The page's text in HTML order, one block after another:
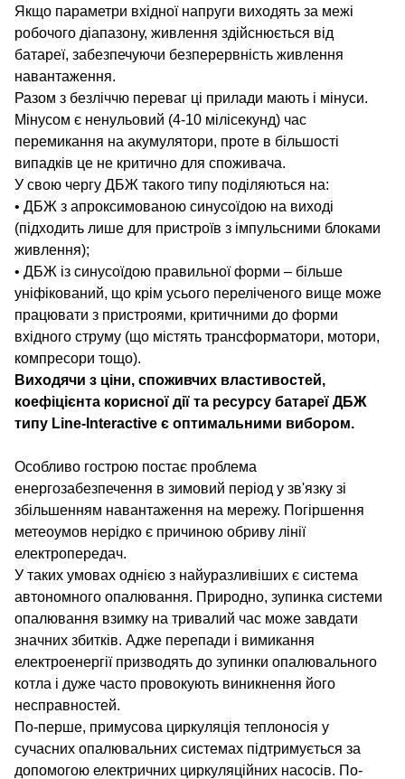
Якщо параметри вхідної напруги виходять за межі
робочого діапазону, живлення здійснюється від
батареї, забезпечуючи безперервність живлення
навантаження.
Разом з безліччю переваг ці прилади мають і мінуси.
Мінусом є ненульовий (4-10 мілісекунд) час
перемикання на акумулятори, проте в більшості
випадків це не критично для споживача.
У свою чергу ДБЖ такого типу поділяються на:
• ДБЖ з апроксимованою синусоїдою на виході
(підходить лише для пристроїв з імпульсними блоками
живлення);
• ДБЖ із синусоїдою правильної форми – більше
уніфікований, що крім усього переліченого вище може
працювати з пристроями, критичними до форми
вхідного струму (що містять трансформатори, мотори,
компресори тощо).
Виходячи з ціни, споживчих властивостей,
коефіцієнта корисної дії та ресурсу батареї ДБЖ
типу Line-Interactive є оптимальними вибором.
Особливо гострою постає проблема
енергозабезпечення в зимовий період у зв'язку зі
збільшенням навантаження на мережу. Погіршення
метеоумов нерідко є причиною обриву лінії
електропередач.
У таких умовах однією з найуразливіших є система
автономного опалювання. Природно, зупинка системи
опалювання взимку на тривалий час може завдати
значних збитків. Адже перепади і вимикання
електроенергії призводять до зупинки опалювального
котла і дуже часто провокують виникнення його
несправностей.
По-перше, примусова циркуляція теплоносія у
сучасних опалювальних системах підтримується за
допомогою електричних циркуляційних насосів. По-